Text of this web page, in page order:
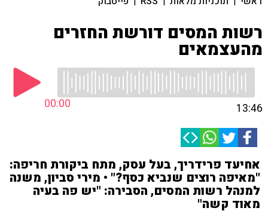
רשות המסים דורשת החזרים
מהעצמאים
00:00 13:46
אחיעד פרידריך, בעל עסק, מתח ביקורת חריפה:
"מאיפה רוצים שנביא כסף?" • מירי סביון, משנה
למנהל רשות המסים, הסבירה: "יש פה בעיה
מאוד קשה"